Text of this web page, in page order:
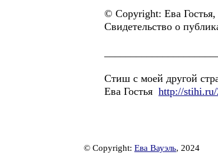
© Copyright: Ева Гостья,
Свидетельство о
Стиш с моей другой
Ева Гостья http://
© Copyright: Ева Вауэль, 2024